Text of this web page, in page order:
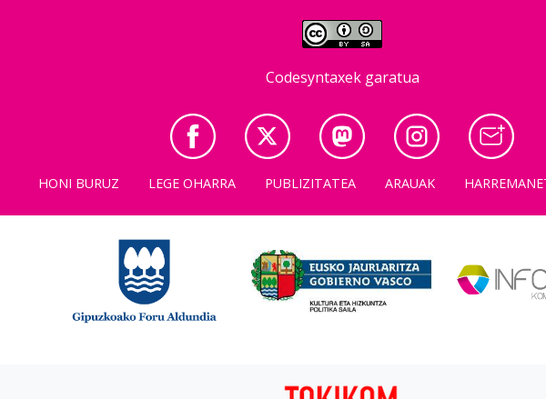
Codesyntaxek garatua
HONI BURUZ LEGE OHARRA PUBLIZITATEA ARAUAK